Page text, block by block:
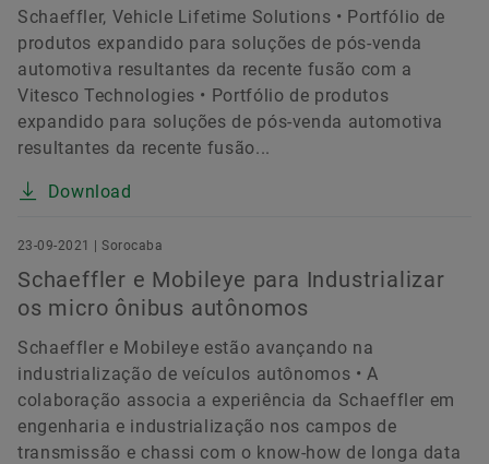
Schaeffler, Vehicle Lifetime Solutions • Portfólio de
produtos expandido para soluções de pós-venda
automotiva resultantes da recente fusão com a
Vitesco Technologies • Portfólio de produtos
expandido para soluções de pós-venda automotiva
resultantes da recente fusão...
Download
23-09-2021 | Sorocaba
Schaeffler e Mobileye para Industrializar
os micro ônibus autônomos
Schaeffler e Mobileye estão avançando na
industrialização de veículos autônomos • A
colaboração associa a experiência da Schaeffler em
engenharia e industrialização nos campos de
transmissão e chassi com o know-how de longa data